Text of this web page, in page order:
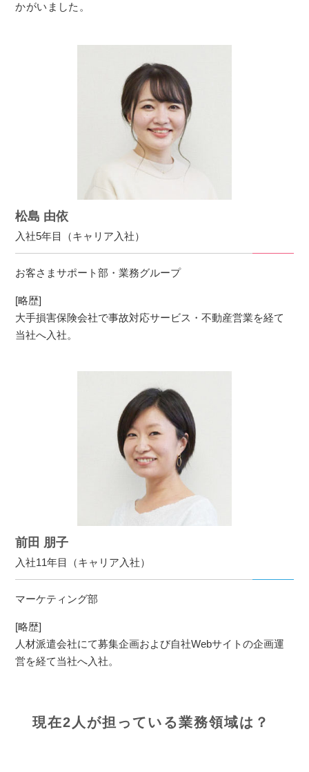
かがいました。
松島 由依
入社5年目（キャリア入社）
お客さまサポート部・業務グループ
[略歴]
大手損害保険会社で事故対応サービス・不動産営業を経て
当社へ入社。
前田 朋子
入社11年目（キャリア入社）
マーケティング部
[略歴]
人材派遣会社にて募集企画および自社Webサイトの企画運
営を経て当社へ入社。
現在2人が担っている業務領域は？